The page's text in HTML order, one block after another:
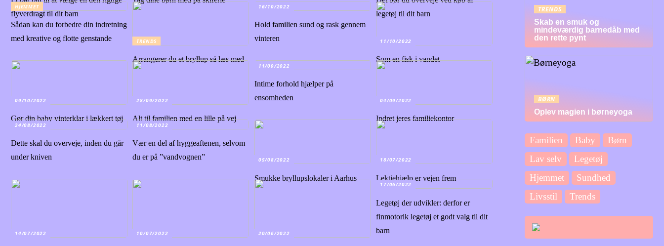
flyverdragt til dit barn
legetøj til dit barn
HJEMMET
Sådan kan du forbedre din indretning
med kreative og flotte genstande
TRENDS
Arrangerer du et bryllup så læs med
16/10/2022
Hold familien sund og rask gennem
vinteren
11/10/2022
Som en fisk i vandet
09/10/2022
Gør din baby vinterklar i lækkert tøj
28/09/2022
Alt til familien med en lille på vej
11/09/2022
Intime forhold hjælper på
ensomheden
04/09/2022
Indret jeres familiekontor
24/08/2022
Dette skal du overveje, inden du går
under kniven
11/08/2022
Vær en del af hyggeaftenen, selvom
du er på ”vandvognen”
05/08/2022
Smukke bryllupslokaler i Aarhus
18/07/2022
Lektiehjælp er vejen frem
14/07/2022 10/07/2022 20/06/2022
17/06/2022
Legetøj der udvikler: derfor er
finmotorik legetøj et godt valg til dit
barn
TRENDS
Skab en smuk og
mindeværdig barnedåb med
den rette pynt
BØRN
Oplev magien i børneyoga
Familien Baby
Børn
Lav selv
Legetøj
Hjemmet
Sundhed
Livsstil
Trends